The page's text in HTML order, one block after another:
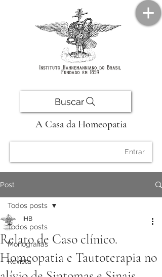
Buscar
A Casa da Homeopatia
Entrar
Post
Todos posts
Monografias
Revista
Todos posts
Relato de Caso clínico.
Homeopatia e Tautoterapia no
IHB